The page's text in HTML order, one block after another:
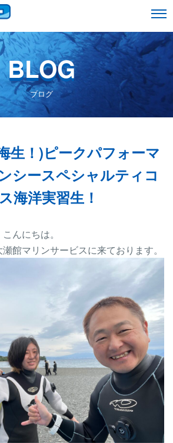
BLOG
ブログ
生！)ピークパフォーマ
シースペシャルティコ
海洋実習生！
んにちは。
館マリンサービスに来ております。